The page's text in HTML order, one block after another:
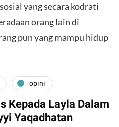
yang secara kodrati
orang lain di
pun yang mampu hidup
opini
Kepada Layla Dalam
Yaqadhatan